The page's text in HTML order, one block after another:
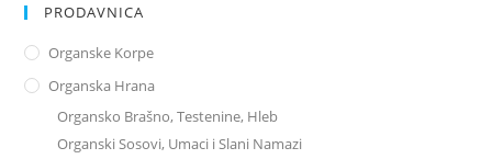
PRODAVNICA
Organske Korpe
Organska Hrana
Organsko Brašno, Testenine, Hleb
Organski Sosovi, Umaci i Slani Namazi